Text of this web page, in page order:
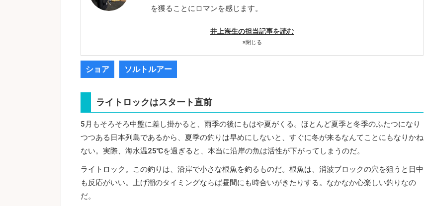
を獲ることにロマンを感じます。
井上海生の担当記事を読む
×閉じる
ショア ソルトルアー
ライトロックはスタート直前
5月もそろそろ中盤に差し掛かると、雨季の後にもはや夏がくる。ほとんど夏季と冬季のふたつになり
つつある日本列島であるから、夏季の釣りは早めにしないと、すぐに冬が来るなんてことにもなりかね
ない。実際、海水温25℃を過ぎると、本当に沿岸の魚は活性が下がってしまうのだ。
ライトロック。この釣りは、沿岸で小さな根魚を釣るものだ。根魚は、消波ブロックの穴を狙うと日中
も反応がいい。上げ潮のタイミングならば昼間にも時合いがきたりする。なかなか心楽しい釣りなの
だ。